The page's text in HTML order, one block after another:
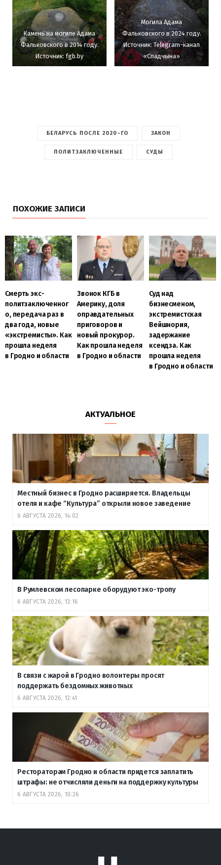
Камень на могиле Адама
Фальковского в 2014 году.
Источник: fgb.by
Могила Адама
Фальковского в 2024 году.
Источник: Telegram-канал
«Спадчына»
БЕЛАРУСЬ ПОСЛЕ 2020-ГО ЗАКОН
ПОЛИТЗАКЛЮЧЕННЫЕ СУДЫ
ПОХОЖИЕ ЗАПИСИ
Смерть экс-
политзаключенног
о, передача раз в
два года, новые
«экстремисты». Как
прошла неделя
в Гродно и области
Звонок КГБ в
Америку, доля
оправдательных
приговоров и
новый прокурор.
Как прошла неделя
в Гродно и области
Суд над
бизнесменом,
экстремистская
Вейшнория,
задержание
ксендза. Как
прошла неделя
в Гродно и области
АКТУАЛЬНОЕ
Местный бизнес в Гродно расширяется. Владельцы
отеля и кафе “Культура” открыли новое заведение
6 АВГУСТА 2026, 14:02
В Румлевском лесопарке оборудуют эко-тропу
6 АВГУСТА 2026, 13:16
В связи с жарой в Гродно волонтеры просят
поддержать бездомных животных
6 АВГУСТА 2026, 12:41
Рестораторам Гродно и области придется заплатить
штрафы: не отчисляли деньги на поддержку культуры
6 АВГУСТА 2026, 10:26